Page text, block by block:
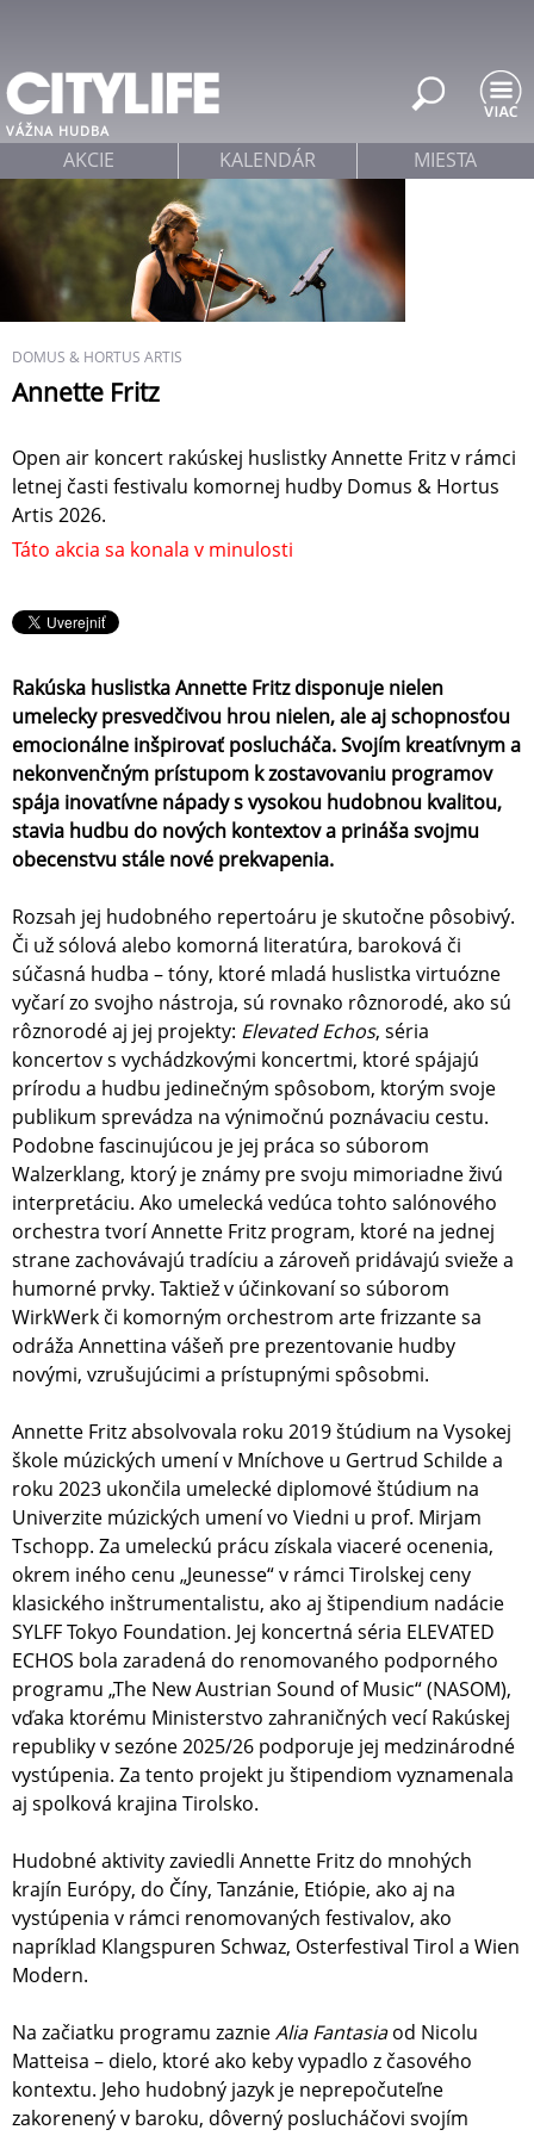
VÁŽNA HUDBA
DOMUS & HORTUS ARTIS
Annette Fritz
Open air koncert rakúskej huslistky Annette Fritz v rámci
letnej časti festivalu komornej hudby Domus & Hortus
Artis 2026.
Táto akcia sa konala v minulosti
Rakúska huslistka Annette Fritz disponuje nielen
umelecky presvedčivou hrou nielen, ale aj schopnosťou
emocionálne inšpirovať poslucháča. Svojím kreatívnym a
nekonvenčným prístupom k zostavovaniu programov
spája inovatívne nápady s vysokou hudobnou kvalitou,
stavia hudbu do nových kontextov a prináša svojmu
obecenstvu stále nové prekvapenia.
Rozsah jej hudobného repertoáru je skutočne pôsobivý.
Či už sólová alebo komorná literatúra, baroková či
súčasná hudba – tóny, ktoré mladá huslistka virtuózne
vyčarí zo svojho nástroja, sú rovnako rôznorodé, ako sú
rôznorodé aj jej projekty: Elevated Echos, séria
koncertov s vychádzkovými koncertmi, ktoré spájajú
prírodu a hudbu jedinečným spôsobom, ktorým svoje
publikum sprevádza na výnimočnú poznávaciu cestu.
Podobne fascinujúcou je jej práca so súborom
Walzerklang, ktorý je známy pre svoju mimoriadne živú
interpretáciu. Ako umelecká vedúca tohto salónového
orchestra tvorí Annette Fritz program, ktoré na jednej
strane zachovávajú tradíciu a zároveň pridávajú svieže a
humorné prvky. Taktiež v účinkovaní so súborom
WirkWerk či komorným orchestrom arte frizzante sa
odráža Annettina vášeň pre prezentovanie hudby
novými, vzrušujúcimi a prístupnými spôsobmi.
Annette Fritz absolvovala roku 2019 štúdium na Vysokej
škole múzických umení v Mníchove u Gertrud Schilde a
roku 2023 ukončila umelecké diplomové štúdium na
Univerzite múzických umení vo Viedni u prof. Mirjam
Tschopp. Za umeleckú prácu získala viaceré ocenenia,
okrem iného cenu „Jeunesse“ v rámci Tirolskej ceny
klasického inštrumentalistu, ako aj štipendium nadácie
SYLFF Tokyo Foundation. Jej koncertná séria ELEVATED
ECHOS bola zaradená do renomovaného podporného
programu „The New Austrian Sound of Music“ (NASOM),
vďaka ktorému Ministerstvo zahraničných vecí Rakúskej
republiky v sezóne 2025/26 podporuje jej medzinárodné
vystúpenia. Za tento projekt ju štipendiom vyznamenala
aj spolková krajina Tirolsko.
Hudobné aktivity zaviedli Annette Fritz do mnohých
krajín Európy, do Číny, Tanzánie, Etiópie, ako aj na
vystúpenia v rámci renomovaných festivalov, ako
napríklad Klangspuren Schwaz, Osterfestival Tirol a Wien
Modern.
Na začiatku programu zaznieAlia Fantasiaod Nicolu
Matteisa – dielo, ktoré ako keby vypadlo z časového
kontextu. Jeho hudobný jazyk je neprepočuteľne
zakorenený v baroku, dôverný poslucháčovi svojím
AKCIE KALENDÁR MIESTA